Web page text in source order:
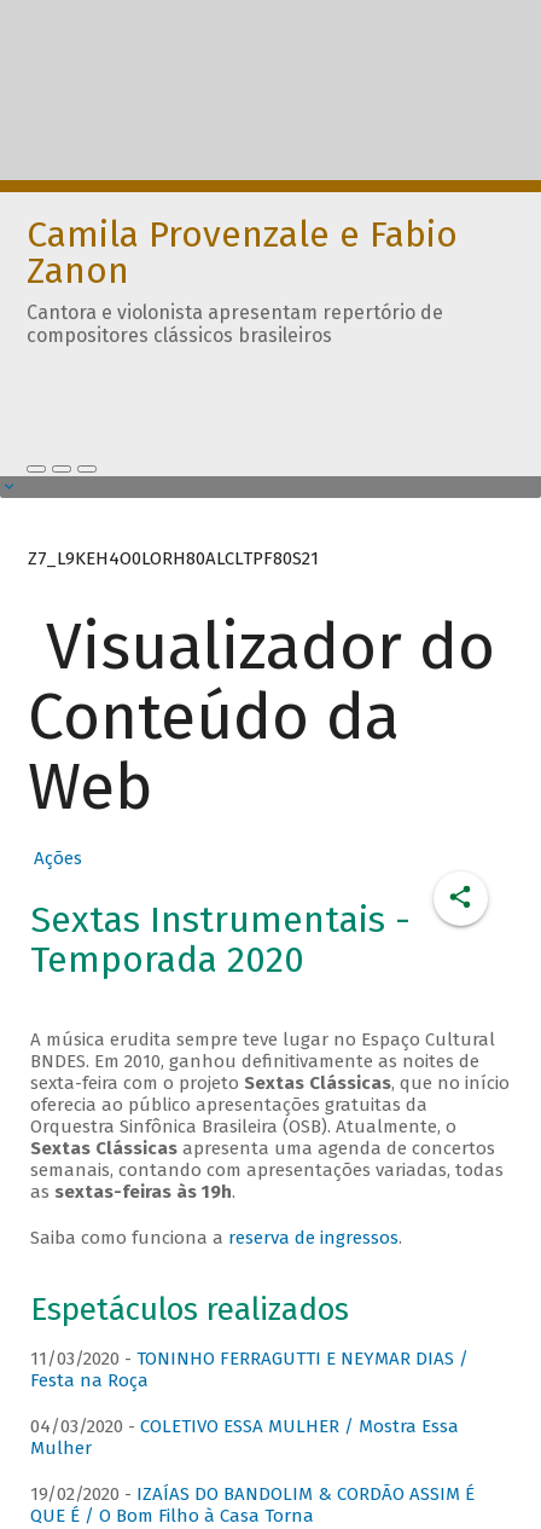
Camila Provenzale e Fabio
Zanon
Cantora e violonista apresentam repertório de
compositores clássicos brasileiros
Z7_L9KEH4O0LORH80ALCLTPF80S21
Visualizador do
Conteúdo da
Web
Ações
Sextas Instrumentais -
Temporada 2020
A música erudita sempre teve lugar no Espaço Cultural
BNDES. Em 2010, ganhou definitivamente as noites de
sexta-feira com o projeto Sextas Clássicas, que no início
oferecia ao público apresentações gratuitas da
Orquestra Sinfônica Brasileira (OSB). Atualmente, o
Sextas Clássicasapresenta uma agenda de concertos
semanais, contando com apresentações variadas, todas
as sextas-feiras às 19h.
Saiba como funciona a reserva de ingressos.
Espetáculos realizados
11/03/2020 - TONINHO FERRAGUTTI E NEYMAR DIAS /
Festa na Roça
04/03/2020 - COLETIVO ESSA MULHER / Mostra Essa
Mulher
19/02/2020 - IZAÍAS DO BANDOLIM & CORDÃO ASSIM É
QUE É / O Bom Filho à Casa Torna